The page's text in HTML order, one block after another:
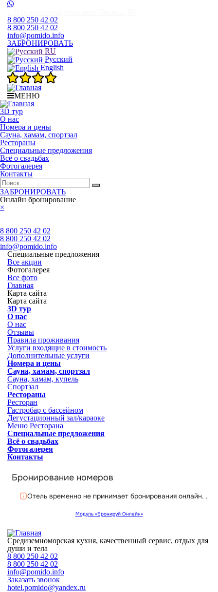
8 800 250 42 02
8 800 250 42 02
info@pomido.info
ЗАБРОНИРОВАТЬ
RU
Русский
English
МЕНЮ
3D тур
О нас
Номера и цены
Сауна, хамам, спортзал
Рестораны
Специальные предложения
Всё о свадьбах
Фотогалерея
Контакты
ЗАБРОНИРОВАТЬ
Онлайн бронирование
×
8 800 250 42 02
8 800 250 42 02
info@pomido.info
Специальные предложения
Все акции
Фотогалерея
Все фото
Главная
Карта сайта
Карта сайта
3D тур
О нас
О нас
Отзывы
Правила проживания
Услуги входящие в стоимость
Дополнительные услуги
Номера и цены
Сауна, хамам, спортзал
Сауна, хамам, купель
Спортзал
Рестораны
Ресторан
Гастробар с бассейном
Дегустационный зал/караоке
Меню Ресторана
Специальные предложения
Всё о свадьбах
Фотогалерея
Контакты
Средиземноморская кухня, качественный сервис, отдых для
души и тела
8 800 250 42 02
8 800 250 42 02
info@pomido.info
Заказать звонок
hotel.pomido@yandex.ru